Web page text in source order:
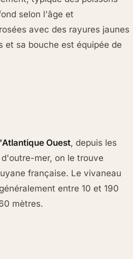
selon l'âge et
avec des rayures jaunes
et sa bouche est équipée de
Ouest, depuis les
mer, on le trouve
française. Le vivaneau
entre 10 et 190
mètres.